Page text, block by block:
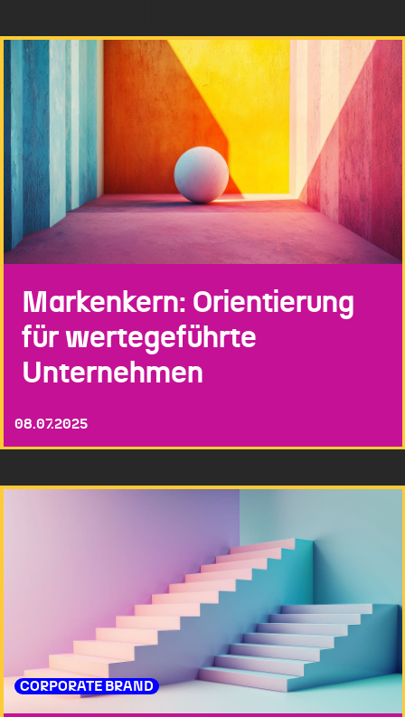
Markenkern: Orientierung
für wertegeführte
Unternehmen
08.07.2025
CORPORATE BRAND